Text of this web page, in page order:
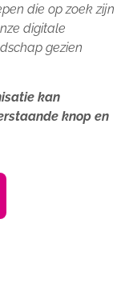
die op zoek zijn
digitale
gezien
kan
knop en